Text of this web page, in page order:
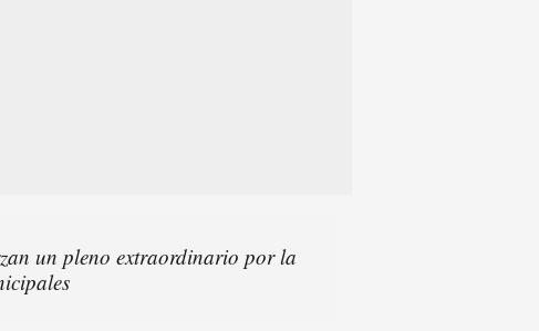
un pleno extraordinario por la